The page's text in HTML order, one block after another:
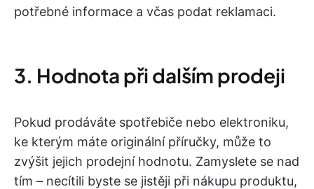
potřebné informace a včas podat reklamaci.
3. Hodnota při dalším prodeji
Pokud prodáváte spotřebiče nebo elektroniku,
ke kterým máte originální příručky, může to
zvýšit jejich prodejní hodnotu. Zamyslete se nad
tím – necítili byste se jistěji při nákupu produktu,